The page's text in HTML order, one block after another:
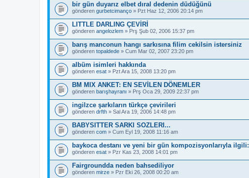
bir gün duyarız elbet dıral dedenin düdüğünü
gönderen gurbetcimanço » Pzt Haz 12, 2006 20:14 pm
LITTLE DARLING ÇEVİRİ
gönderen angelozlem » Prş Şub 02, 2006 15:37 pm
barış manconun hangı sarkısına filim cekilsin istersiniz
gönderen topaldede » Cum Mar 02, 2007 23:20 pm
albüm isimleri hakkında
gönderen esat » Pzt Ara 15, 2008 13:20 pm
BM MIX ANKET: EN SEVİLEN DÖNEMLER
gönderen barışhayranı » Prş Oca 29, 2009 22:37 pm
ingilzce şarkıların türkçe çevirileri
gönderen drfth » Sal Ara 19, 2006 14:48 pm
BABYSITTER SARKI SOZLERI...
gönderen com » Cum Eyl 19, 2008 11:16 am
baykoca destanı ve yeni bir gün kompozisyonlarıyla ilgili:
gönderen esat » Pzr Kas 23, 2008 14:01 pm
Fairgroundda neden bahsediliyor
gönderen mirze » Pzr Eki 26, 2008 00:20 am